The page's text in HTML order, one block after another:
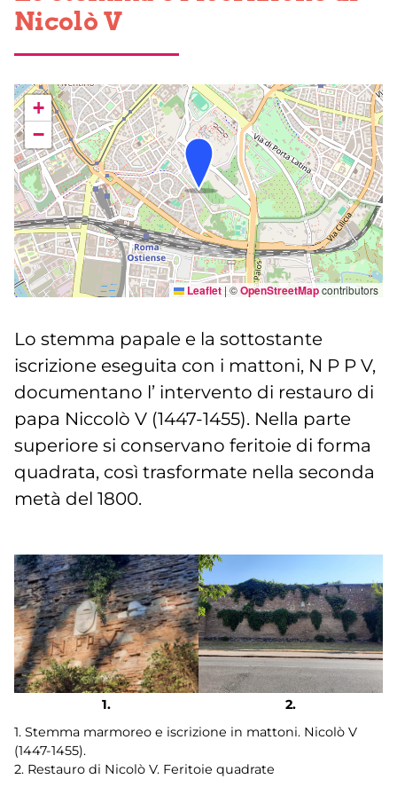
Nicolò V
+
−
Leaflet | ©OpenStreetMapcontributors
Lo stemma papale e la sottostante
iscrizione eseguita con i mattoni, N P P V,
documentano l’ intervento di restauro di
papa Niccolò V (1447-1455). Nella parte
superiore si conservano feritoie di forma
quadrata, così trasformate nella seconda
metà del 1800.
1. Stemma marmoreo e iscrizione in mattoni. Nicolò V
(1447-1455).
2. Restauro di Nicolò V. Feritoie quadrate